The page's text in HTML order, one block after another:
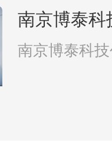
南京博泰科
司
南京博泰科